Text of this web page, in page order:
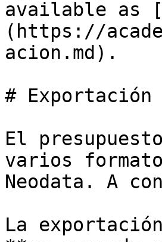
available as
(https://
acion.md).
# Exportación
El
varios
Neodata. A
La